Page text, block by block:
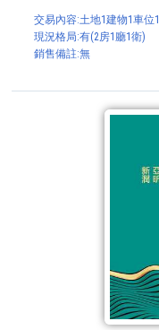
交易內容:土地1建物1車位1
現況格局:有(2房1廳1衛)
銷售備註:無